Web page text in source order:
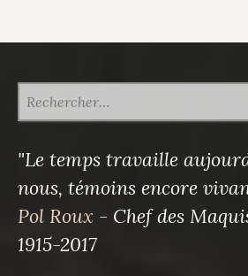
"Le temps travaille
nous, témoins encore
Pol Roux - Chef des
1915-2017